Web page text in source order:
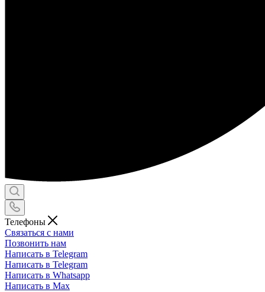
Телефоны
Связаться с нами
Позвонить нам
Написать в Telegram
Написать в Telegram
Написать в Whatsapp
Написать в Max